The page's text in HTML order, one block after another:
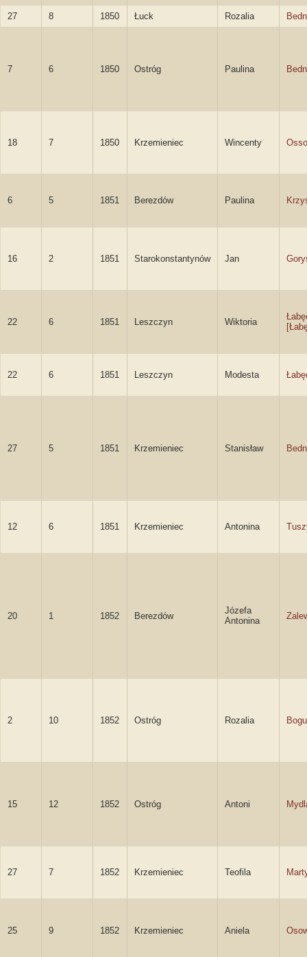
27 8 1850 Łuck Rozalia
7 6 1850 Ostróg Paulina
18 7 1850 Krzemieniec Wincenty
6 5 1851 Berezdów Paulina
16 2 1851 Starokonstantynów Jan
22 6 1851 Leszczyn Wiktoria
22 6 1851 Leszczyn Modesta
27 5 1851 Krzemieniec Stanisław
12 6 1851 Krzemieniec Antonina
20 1 1852 Berezdów
Józefa
Antonina
2 10 1852 Ostróg Rozalia
15 12 1852 Ostróg Antoni
27 7 1852 Krzemieniec Teofila
25 9 1852 Krzemieniec Aniela